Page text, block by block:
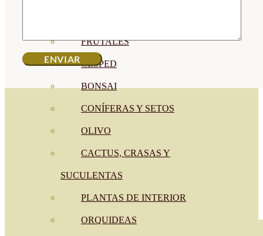
FRUTALES
CÉSPED
BONSAI
CONÍFERAS Y SETOS
OLIVO
CACTUS, CRASAS Y
SUCULENTAS
PLANTAS DE INTERIOR
ORQUIDEAS